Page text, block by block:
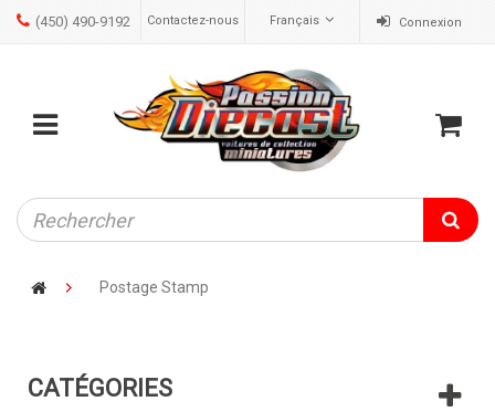
Connexion
Français
Contactez-nous
(450) 490-9192
Mobile
menu
Cart
Postage Stamp
CATÉGORIES